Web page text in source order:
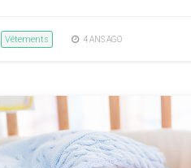
Vêtements 4 ANS AGO